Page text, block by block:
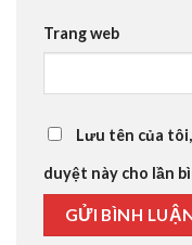
Trang web
Lưu tên của
duyệt này cho lần